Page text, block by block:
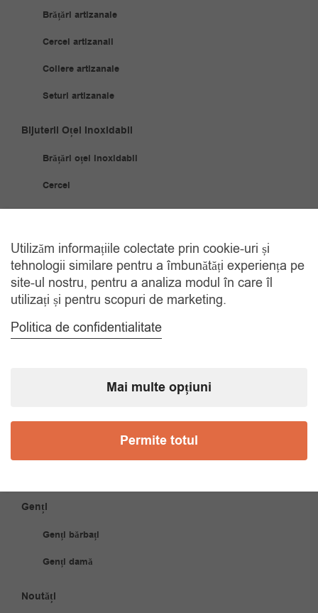
Brățări artizanale
Cercei artizanali
Coliere artizanale
Seturi artizanale
Bijuterii Oțel Inoxidabil
Brățări oțel inoxidabil
Cercei
Coliere
Bijuterii Placate Aur
Brățări placate cu aur
Cercei placați cu aur
Coliere placate cu aur
Ceasuri bărbați
Genți
Genți bărbați
Genți damă
Noutăți
Utilizăm informațiile colectate prin cookie-uri și
tehnologii similare pentru a îmbunătăți experiența pe
site-ul nostru, pentru a analiza modul în care îl
utilizați și pentru scopuri de marketing.
Politica de confidentialitate
Mai multe opțiuni
Permite totul